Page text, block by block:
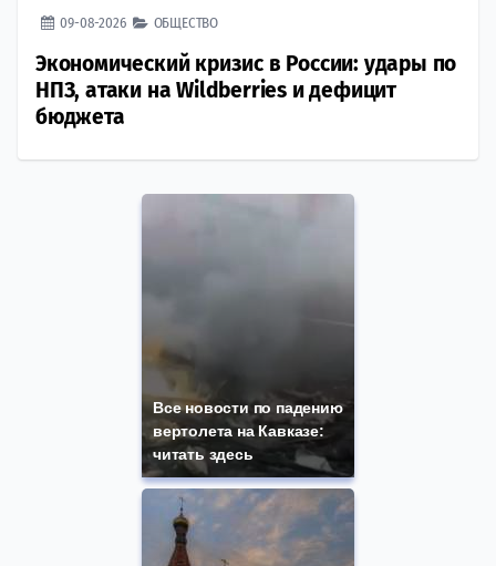
09-08-2026 ОБЩЕСТВО
Экономический кризис в России: удары по
НПЗ, атаки на Wildberries и дефицит
бюджета
Все новости по падению
вертолета на Кавказе:
читать здесь